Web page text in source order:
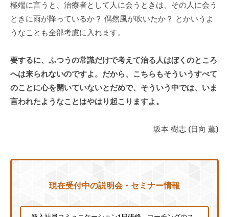
極端に言うと、治療者として人に会うときは、その人に会う
ときに雨が降っているか？ 偶然風が吹いたか？ とかいうよ
うなことも全部考慮に入れます。
要するに、ふつうの常識だけで考えて治る人はぼくのところ
へは来られないのですよ。だから、こちらもそういうすべて
のことに心を開いていないとだめで、そういう中では、いま
言われたようなことはやはり起こりますよ。
坂本 樹志 (日向 薫)
現在受付中の説明会・セミナー情報